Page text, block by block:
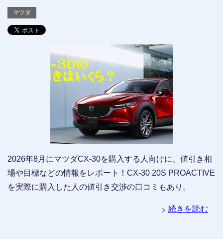
マツダ
2026年8月にマツダCX-30を購入する人向けに、値引き相
場や目標などの情報をレポート！CX-30 20S PROACTIVE
を実際に購入した人の値引き交渉の口コミもあり。
続きを読む